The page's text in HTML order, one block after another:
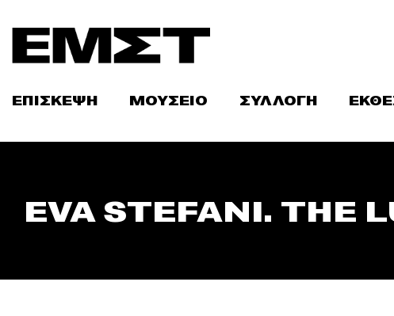
content
ΕΠΙΣΚΕΨΗ ΜΟΥΣΕΙΟ ΣΥΛΛΟΓΗ
EVA STEFANI. THE